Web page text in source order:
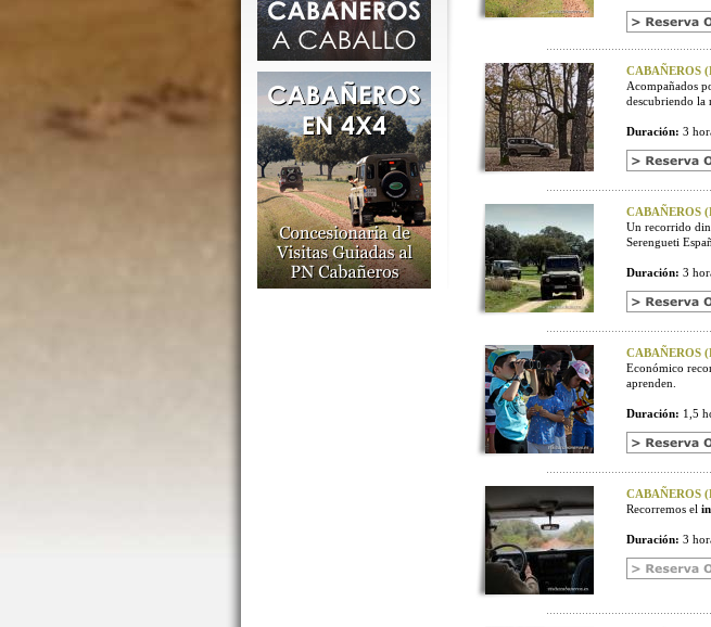
CABAÑEROS
Acompañados
descubriendo la
Duración: 3
CABAÑEROS
Un recorrido
Serengueti
Duración: 3
CABAÑEROS
Económico
aprenden.
Duración: 1,5
CABAÑEROS
Recorremos el
Duración: 3